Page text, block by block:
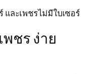
และเพชรไม่มีใบเซอร์
ชร ง่าย